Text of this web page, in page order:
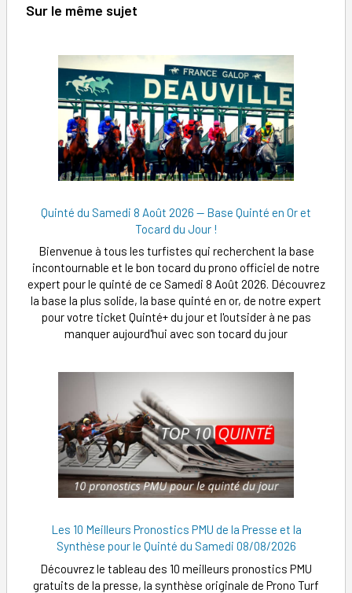
Sur le même sujet
Quinté du Samedi 8 Août 2026 — Base Quinté en Or et
Tocard du Jour !
Bienvenue à tous les turfistes qui recherchent la base
incontournable et le bon tocard du prono officiel de notre
expert pour le quinté de ce Samedi 8 Août 2026. Découvrez
la base la plus solide, la base quinté en or, de notre expert
pour votre ticket Quinté+ du jour et l'outsider à ne pas
manquer aujourd'hui avec son tocard du jour
Les 10 Meilleurs Pronostics PMU de la Presse et la
Synthèse pour le Quinté du Samedi 08/08/2026
Découvrez le tableau des 10 meilleurs pronostics PMU
gratuits de la presse, la synthèse originale de Prono Turf